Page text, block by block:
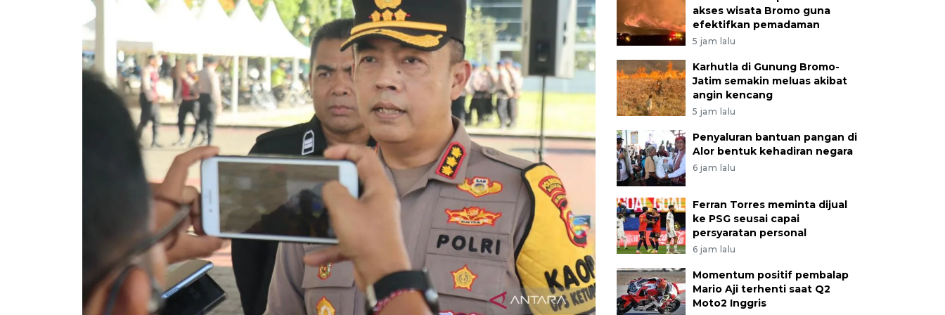
akses wisata Bromo guna
efektifkan pemadaman
5 jam lalu
Karhutla di Gunung Bromo-
Jatim semakin meluas akibat
angin kencang
5 jam lalu
Penyaluran bantuan pangan di
Alor bentuk kehadiran negara
6 jam lalu
Ferran Torres meminta dijual
ke PSG seusai capai
persyaratan personal
6 jam lalu
Momentum positif pembalap
Mario Aji terhenti saat Q2
Moto2 Inggris